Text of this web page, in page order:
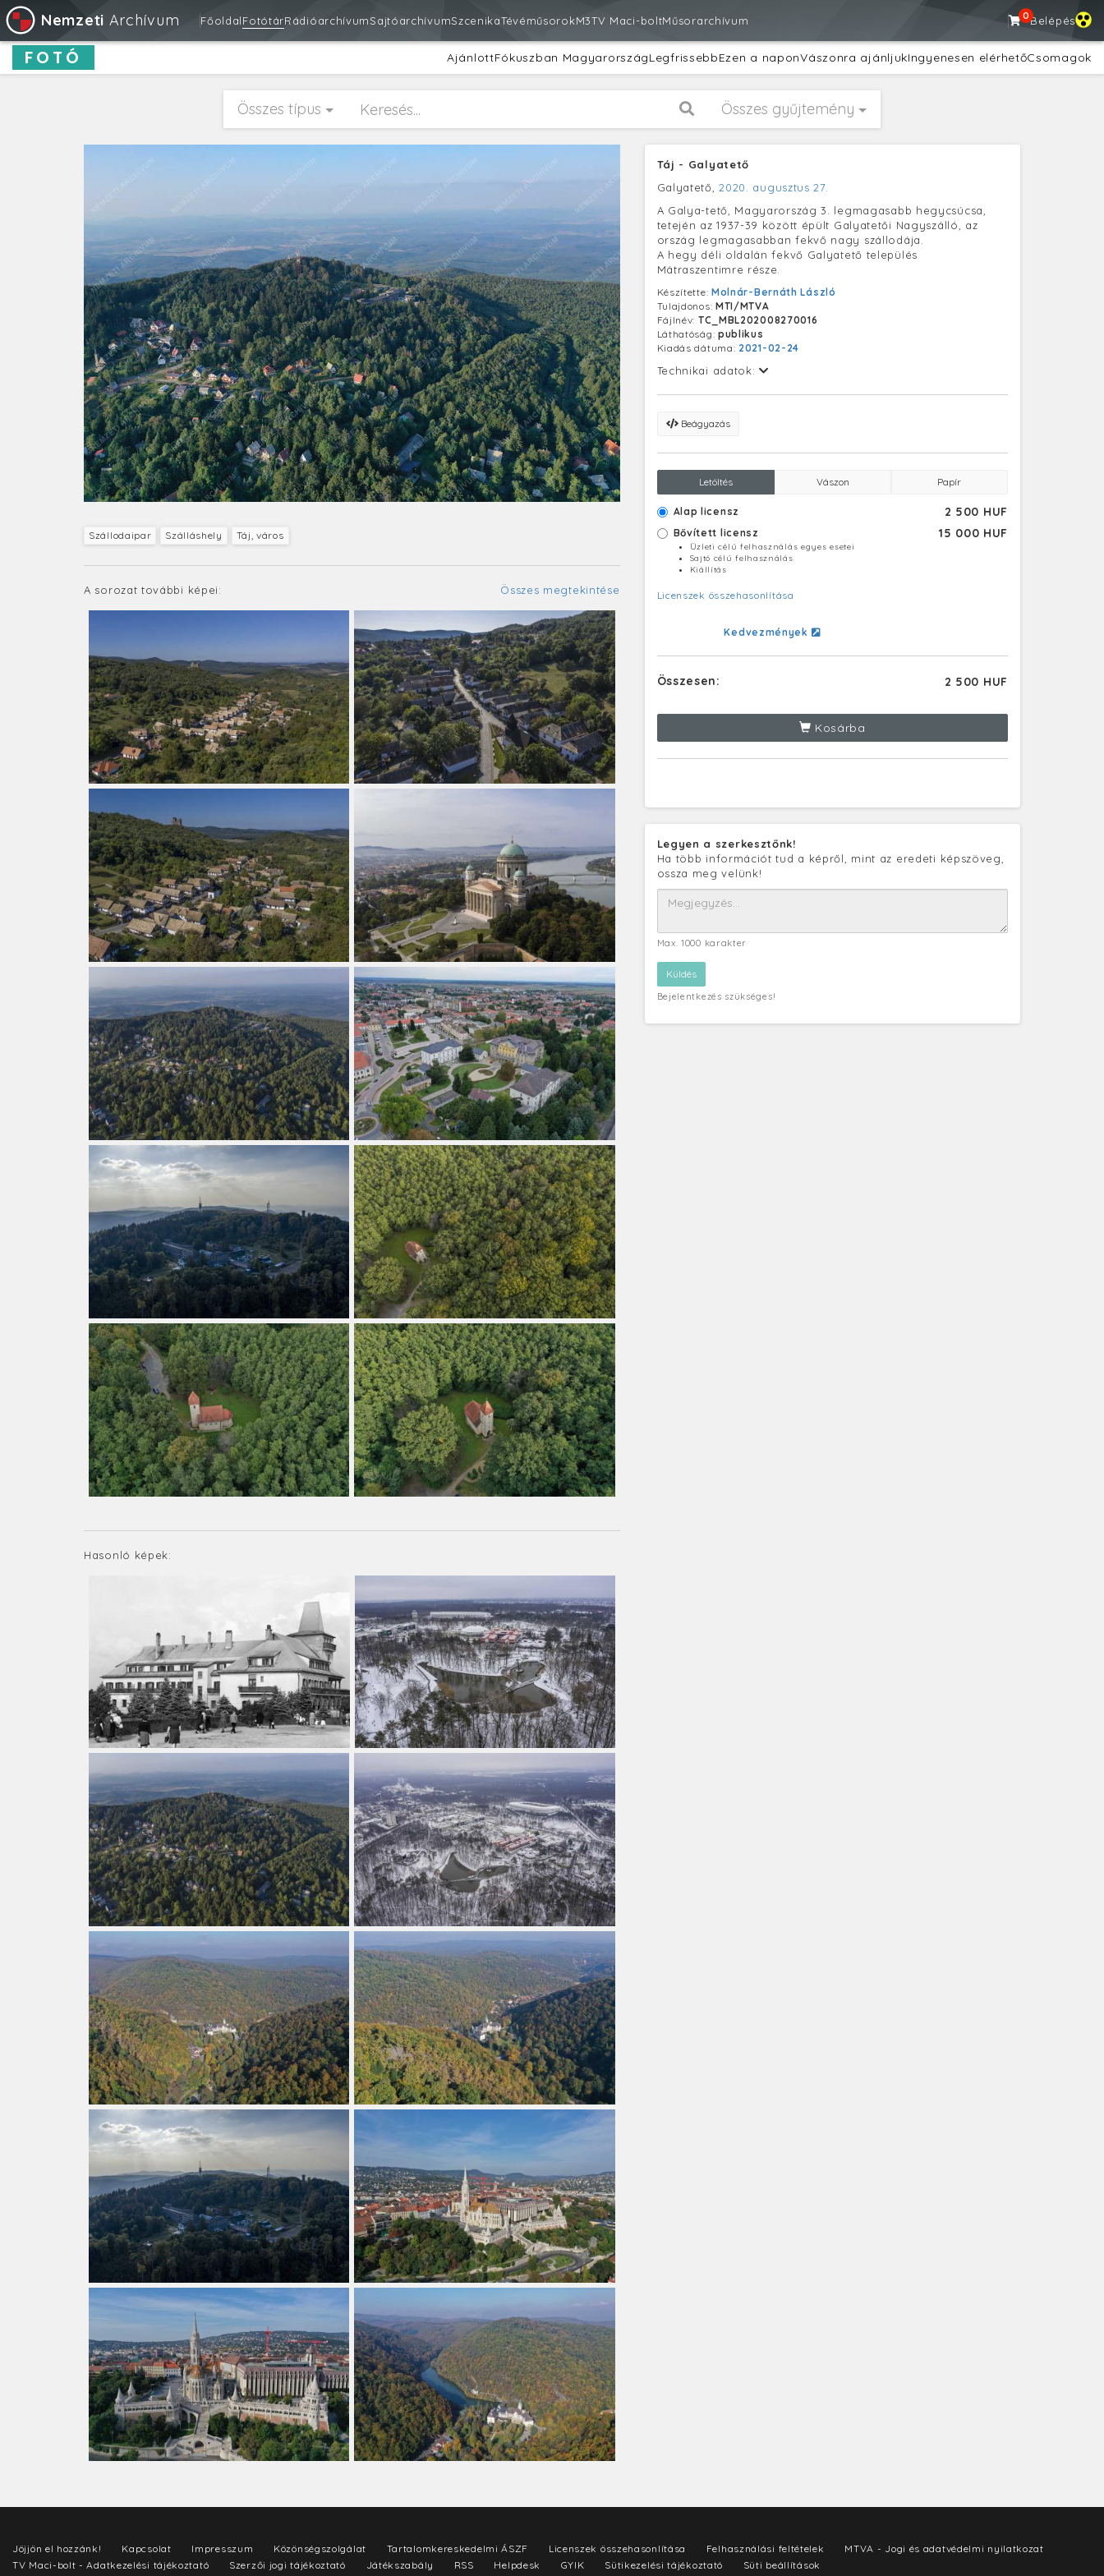
Nemzeti Archívum FőoldalFotótárRádióarchívumSajtóarchívumSzcenikaTévéműsorokM3TV Maci-boltMűsorarchívum 0Belépés
FOTÓ AjánlottFókuszban MagyarországLegfrissebbEzen a naponVászonra ajánljukIngyenesen elérhetőCsomagok
Összes típus Összes gyűjtemény
Szállodaipar Szálláshely Táj, város
A sorozat további képei: Összes megtekintése
Hasonló képek:
Táj - Galyatető
Galyatető,2020. augusztus 27.
A Galya-tető, Magyarország 3. legmagasabb hegycsúcsa,
tetején az 1937-39 között épült Galyatetői Nagyszálló, az
ország legmagasabban fekvő nagy szállodája.
A hegy déli oldalán fekvő Galyatető település
Mátraszentimre része.
Készítette: Molnár-Bernáth László
Tulajdonos: MTI/MTVA
Fájlnév: TC_MBL202008270016
Láthatóság: publikus
Kiadás dátuma: 2021-02-24
Technikai adatok:
Beágyazás
Letöltés Vászon Papír
Alap licensz 2 500 HUF
Bővített licensz 15 000 HUF
Üzleti célú felhasználás egyes esetei
Sajtó célú felhasználás
Kiállítás
Licenszek összehasonlítása
Kedvezmények
Összesen: 2 500 HUF
Kosárba
Legyen a szerkesztőnk!
Ha több információt tud a képről, mint az eredeti képszöveg,
ossza meg velünk!
Max. 1000 karakter
Bejelentkezés szükséges!
Jöjjön el hozzánk! Kapcsolat Impresszum Közönségszolgálat Tartalomkereskedelmi ÁSZF Licenszek összehasonlítása Felhasználási feltételek
MTVA - Jogi és adatvédelmi nyilatkozat
TV Maci-bolt - Adatkezelési tájékoztató
Szerzői jogi tájékoztató Játékszabály RSS Helpdesk GYIK Sütikezelési tájékoztató Süti beállítások